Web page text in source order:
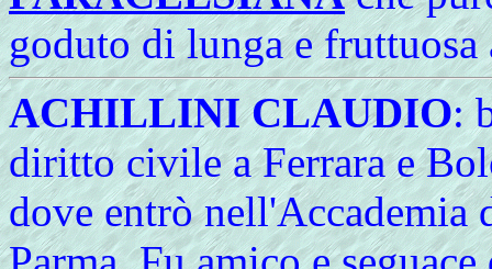
goduto di lunga e
ACHILLINI CLAUDIO:
diritto civile a Ferrara e
dove entrò nell'Accademia